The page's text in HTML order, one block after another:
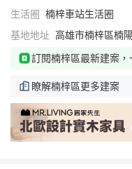
生活圈
楠梓車站生活圈
基地地址 高雄市楠梓區楠
訂閱楠梓區最新建案
瞭解楠梓區更多建案